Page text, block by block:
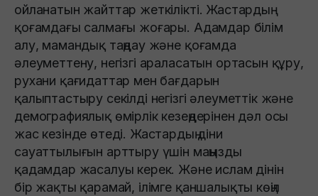
ойланатын жайттар жеткілікті. Жастардың
қоғамдағы салмағы жоғары. Адамдар білім
алу, мамандық таңдау және қоғамда
әлеуметтену, негізгі араласатын ортасын құру,
рухани қағидаттар мен бағдарын
қалыптастыру секілді негізгі әлеуметтік және
демографиялық өмірлік кезеңдерінен дәл осы
жас кезінде өтеді. Жастардың діни
сауаттылығын арттыру үшін маңызды
қадамдар жасалуы керек. Және ислам дінін
бір жақты қарамай, ілімге қаншалықты көңіл